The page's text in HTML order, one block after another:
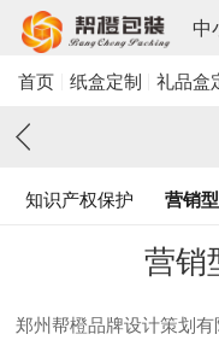
中
首页 纸盒定制 礼品盒
知识产权保护 营销
营销
郑州帮橙品牌设计策划